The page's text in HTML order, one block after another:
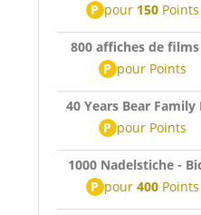
P pour 150Points
800 affiches de films
P pour Points
40 Years Bear Family
P pour Points
1000 Nadelstiche -
P pour 400Points